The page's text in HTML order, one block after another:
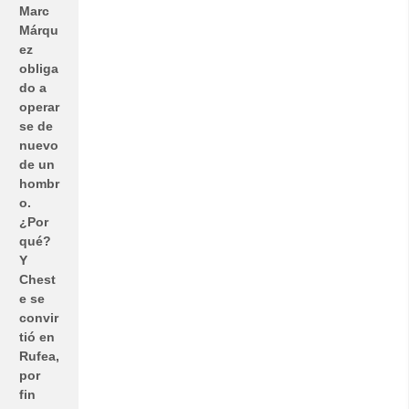
Marc
Márqu
ez
obliga
do a
operar
se de
nuevo
de un
hombr
o.
¿Por
qué?
Y
Chest
e se
convir
tió en
Rufea,
por
fin